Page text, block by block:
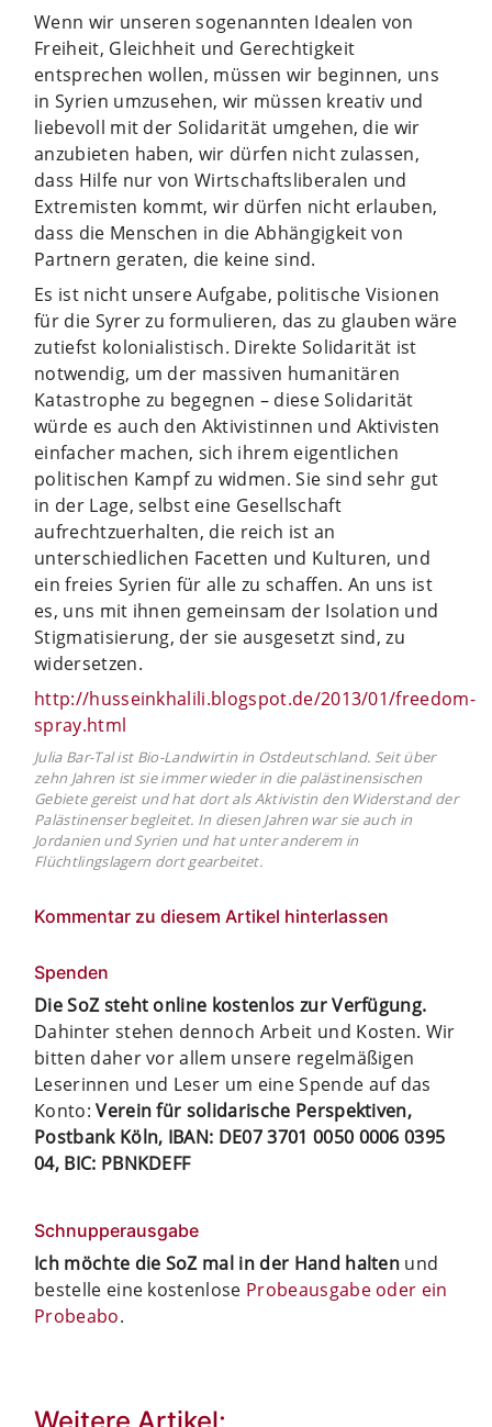
Wenn wir unseren sogenannten Idealen von
Freiheit, Gleichheit und Gerechtigkeit
entsprechen wollen, müssen wir beginnen, uns
in Syrien umzusehen, wir müssen kreativ und
liebevoll mit der Solidarität umgehen, die wir
anzubieten haben, wir dürfen nicht zulassen,
dass Hilfe nur von Wirtschaftsliberalen und
Extremisten kommt, wir dürfen nicht erlauben,
dass die Menschen in die Abhängigkeit von
Partnern geraten, die keine sind.
Es ist nicht unsere Aufgabe, politische Visionen
für die Syrer zu formulieren, das zu glauben wäre
zutiefst kolonialistisch. Direkte Solidarität ist
notwendig, um der massiven humanitären
Katastrophe zu begegnen – diese Solidarität
würde es auch den Aktivistinnen und Aktivisten
einfacher machen, sich ihrem eigentlichen
politischen Kampf zu widmen. Sie sind sehr gut
in der Lage, selbst eine Gesellschaft
aufrechtzuerhalten, die reich ist an
unterschiedlichen Facetten und Kulturen, und
ein freies Syrien für alle zu schaffen. An uns ist
es, uns mit ihnen gemeinsam der Isolation und
Stigmatisierung, der sie ausgesetzt sind, zu
widersetzen.
http://husseinkhalili.blogspot.de/2013/01/freedom-
spray.html
Julia Bar-Tal ist Bio-Landwirtin in Ostdeutschland. Seit über
zehn Jahren ist sie immer wieder in die palästinensischen
Gebiete gereist und hat dort als Aktivistin den Widerstand der
Palästinenser begleitet. In diesen Jahren war sie auch in
Jordanien und Syrien und hat unter anderem in
Flüchtlingslagern dort gearbeitet.
Kommentar zu diesem Artikel hinterlassen
Spenden
Die SoZ steht online kostenlos zur Verfügung.
Dahinter stehen dennoch Arbeit und Kosten. Wir
bitten daher vor allem unsere regelmäßigen
Leserinnen und Leser um eine Spende auf das
Konto:Verein für solidarische Perspektiven,
Postbank Köln, IBAN: DE07 3701 0050 0006 0395
04, BIC: PBNKDEFF
Schnupperausgabe
Ich möchte die SoZ mal in der Hand halten und
bestelle eine kostenlose Probeausgabe oder ein
Probeabo.